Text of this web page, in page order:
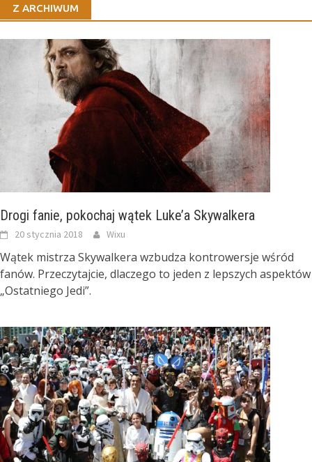
Z ARCHIWUM
Drogi fanie, pokochaj wątek Luke’a Skywalkera
20 stycznia 2018 Wixu
Wątek mistrza Skywalkera wzbudza kontrowersje wśród
fanów. Przeczytajcie, dlaczego to jeden z lepszych aspektów
„Ostatniego Jedi”.